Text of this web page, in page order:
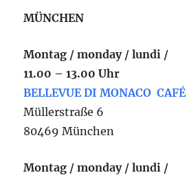
MÜNCHEN
Montag / monday / lundi /
11.00 – 13.00 Uhr
BELLEVUE DI MONACO CAFÉ
Müllerstraße 6
80469 München
Montag / monday / lundi /